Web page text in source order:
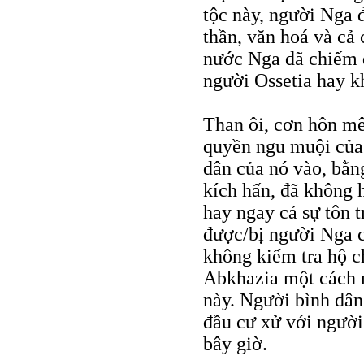
tộc này, người Nga
thần, văn hoá và
nước Nga đã
người Ossetia hay
Than ôi, cơn hôn
quyền ngu muội
dân của nó vào,
kích hấn, đã không
hay ngay cả sự tôn
được/bị người Nga
không kiểm tra hộ
Abkhazia một cách
này. Người bình
đầu cư xử với
bây giờ.